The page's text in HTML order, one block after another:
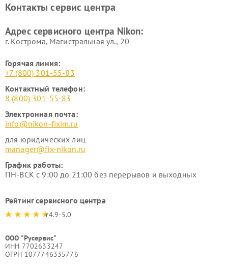
Контакты сервис центра
Адрес сервисного центра Nikon:
г. Кострома, Магистральная ул., 20
Горячая линия:
+7 (800) 301-55-83
Контактный телефон:
8 (800) 301-55-83
Электронная почта:
info@nikon-fixim.ru
для юридических лиц
manager@fix-nikon.ru
График работы:
ПН-ВСК с 9:00 до 21:00 без перерывов и выходных
Рейтинг сервисного центра
4.9-5.0
ООО "Русервис"
ИНН 7702633247
ОГРН 1077746335776